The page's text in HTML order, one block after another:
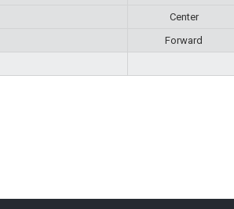
Center
Forward